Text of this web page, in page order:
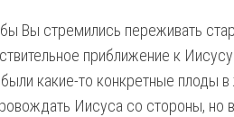
Вы стремились переживать
приближение к
какие-то конкретные плоды
Иисуса со стороны, но